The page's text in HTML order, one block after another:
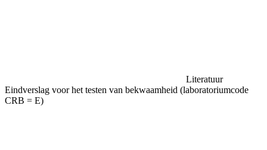
Literatuur
Eindverslag voor het testen van bekwaamheid (laboratoriumcode
CRB = E)